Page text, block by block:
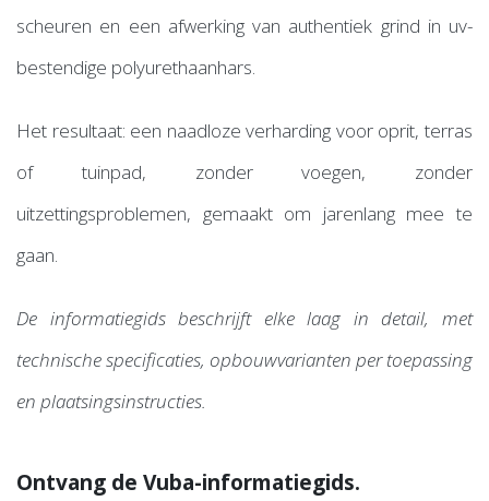
scheuren en een afwerking van authentiek grind in uv-
bestendige polyurethaanhars.
Het resultaat: een naadloze verharding voor oprit, terras
of tuinpad, zonder voegen, zonder
uitzettingsproblemen, gemaakt om jarenlang mee te
gaan.
De informatiegids beschrijft elke laag in detail, met
technische specificaties, opbouwvarianten per toepassing
en plaatsingsinstructies.
Ontvang de Vuba-informatiegids.